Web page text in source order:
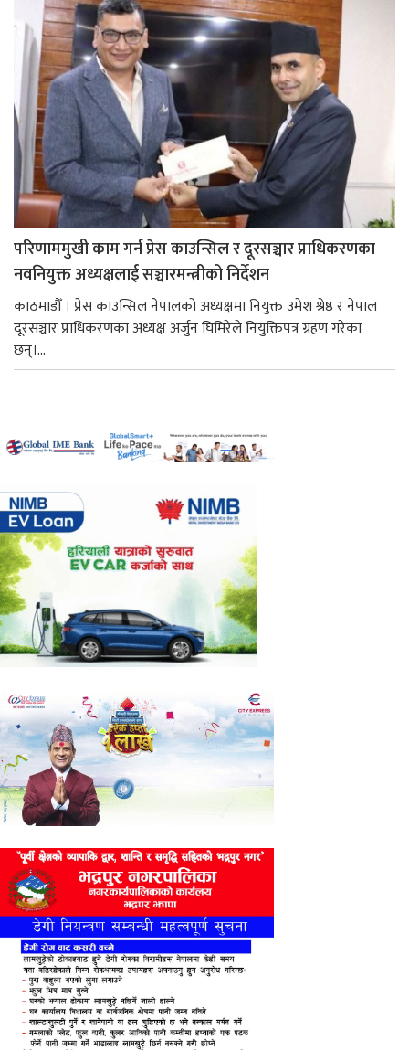
परिणाममुखी काम गर्न प्रेस काउन्सिल र दूरसञ्चार प्राधिकरणका
नवनियुक्त अध्यक्षलाई सञ्चारमन्त्रीको निर्देशन
काठमाडौँ । प्रेस काउन्सिल नेपालको अध्यक्षमा नियुक्त उमेश श्रेष्ठ र नेपाल
दूरसञ्चार प्राधिकरणका अध्यक्ष अर्जुन घिमिरेले नियुक्तिपत्र ग्रहण गरेका
छन्।...